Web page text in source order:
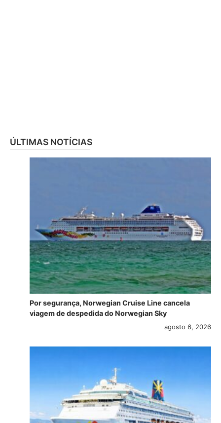
ÚLTIMAS NOTÍCIAS
Por segurança, Norwegian Cruise Line cancela
viagem de despedida do Norwegian Sky
agosto 6, 2026